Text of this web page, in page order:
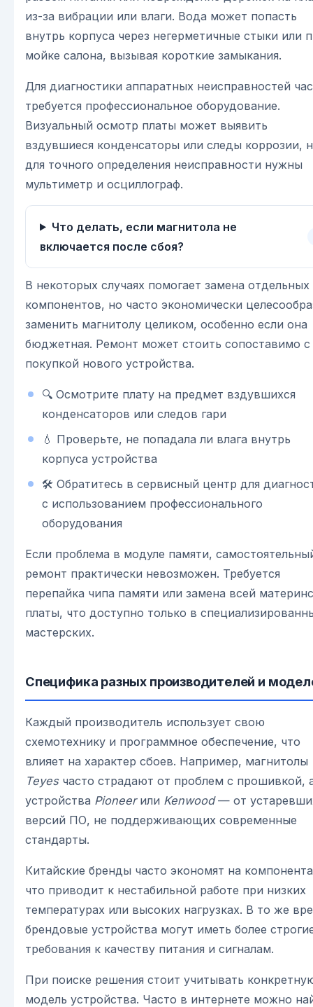
из-за вибрации или влаги. Вода может попасть
внутрь корпуса через негерметичные стыки или
мойке салона, вызывая короткие замыкания.
Для диагностики аппаратных неисправностей
требуется профессиональное оборудование.
Визуальный осмотр платы может выявить
вздувшиеся конденсаторы или следы коррозии,
для точного определения неисправности нужны
мультиметр и осциллограф.
Что делать, если магнитола не
включается после сбоя?
В некоторых случаях помогает замена отдельных
компонентов, но часто экономически
заменить магнитолу целиком, особенно если она
бюджетная. Ремонт может стоить сопоставимо с
покупкой нового устройства.
🔍 Осмотрите плату на предмет вздувшихся
конденсаторов или следов гари
💧 Проверьте, не попадала ли влага внутрь
корпуса устройства
🛠️ Обратитесь в сервисный центр для
с использованием профессионального
оборудования
Если проблема в модуле памяти,
ремонт практически невозможен. Требуется
перепайка чипа памяти или замена всей
платы, что доступно только в
мастерских.
Специфика разных производителей и
Каждый производитель использует свою
схемотехнику и программное обеспечение, что
влияет на характер сбоев. Например, магнитолы
Teyesчасто страдают от проблем с прошивкой,
устройства Pioneerили Kenwood— от
версий ПО, не поддерживающих современные
стандарты.
Китайские бренды часто экономят на
что приводит к нестабильной работе при низких
температурах или высоких нагрузках. В то же
брендовые устройства могут иметь более
требования к качеству питания и сигналам.
При поиске решения стоит учитывать
модель устройства. Часто в интернете можно